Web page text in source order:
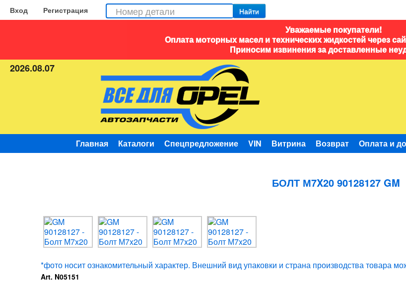
Вход Регистрация Найти
Уважаемые покупатели!
Оплата моторных масел и технических жидкостей через
Приносим извинения за доставленные
2026.08.07
Главная Каталоги Спецпредложение VIN Витрина Возврат Оплата и
БОЛТ М7X20 90128127 GM
*фото носит ознакомительный характер. Внешний вид упаковки и страна производства товара
Art. N05151